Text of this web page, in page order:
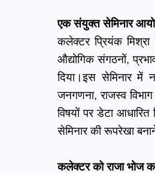
एक संयुक्त सेमिनार
कलेक्टर प्रियंक मिश्रा
औद्योगिक संगठनों,
दिया।इस सेमिनार में
जनगणना, राजस्व
विषयों पर डेटा
सेमिनार की रूपरेखा
कलेक्टर को राजा भोज